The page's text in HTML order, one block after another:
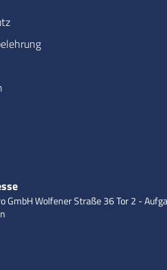
GmbHWolfener Straße 36Tor 2 -